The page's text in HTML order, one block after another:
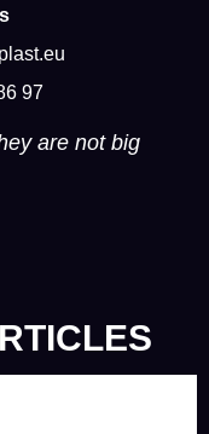
97
are not big